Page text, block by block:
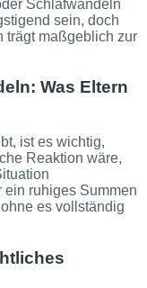
Schlafwandeln
sein, doch
trägt maßgeblich zur
Was Eltern
ist es wichtig,
Reaktion wäre,
ein ruhiges Summen
es vollständig